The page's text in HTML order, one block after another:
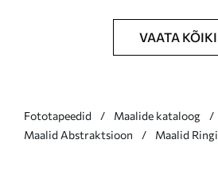
VAATA KÕIKI
Fototapeedid
Maalide kataloog
Maalid Abstraktsioon
Maalid